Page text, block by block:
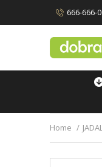
666-666-
Home